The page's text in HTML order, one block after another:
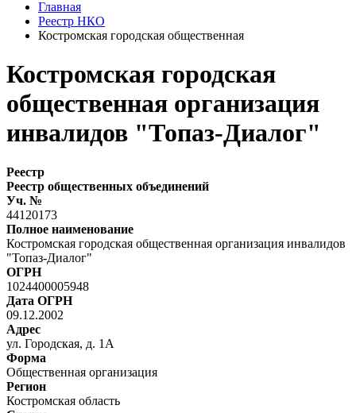
Главная
Реестр НКО
Костромская городская общественная
Костромская городская
общественная организация
инвалидов "Топаз-Диалог"
Реестр
Реестр общественных объединений
Уч. №
44120173
Полное наименование
Костромская городская общественная организация инвалидов
"Топаз-Диалог"
ОГРН
1024400005948
Дата ОГРН
09.12.2002
Адрес
ул. Городская, д. 1А
Форма
Общественная организация
Регион
Костромская область